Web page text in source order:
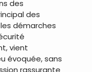
des
des
démarches
vient
évoquée, sans
rassurante